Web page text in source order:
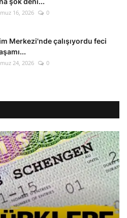
16, 2026 0
Merkezi'nde çalışıyordu feci
24, 2026 0